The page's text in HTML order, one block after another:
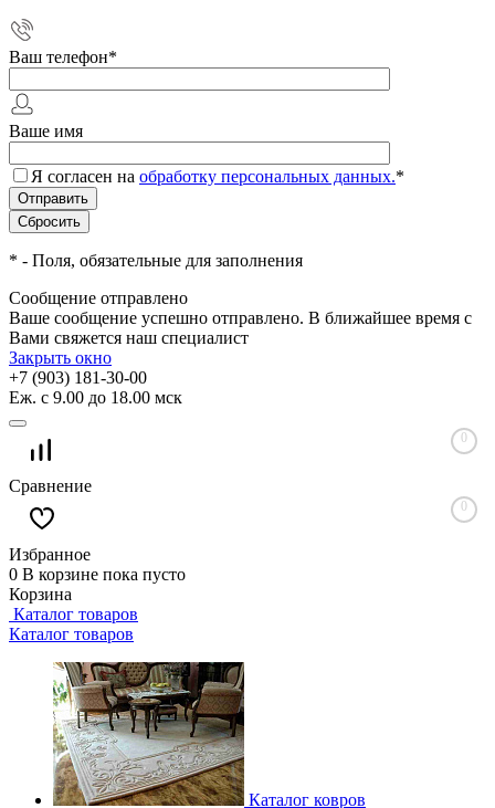
Ваш телефон*
Ваше имя
Я согласен на обработку персональных данных.*
* - Поля, обязательные для заполнения
Сообщение отправлено
Ваше сообщение успешно отправлено. В ближайшее время с
Вами свяжется наш специалист
Закрыть окно
+7 (903) 181-30-00
Еж. с 9.00 до 18.00 мск
0
Сравнение
0
Избранное
0 В корзине пока пусто
Корзина
Каталог товаров
Каталог товаров
Каталог ковров